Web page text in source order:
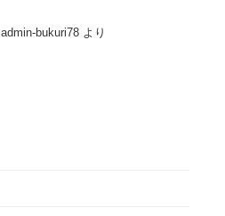
admin-bukuri78 より